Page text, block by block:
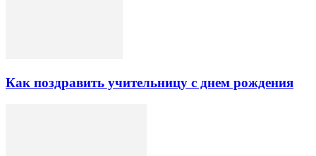
Как поздравить учительницу с днем рождения